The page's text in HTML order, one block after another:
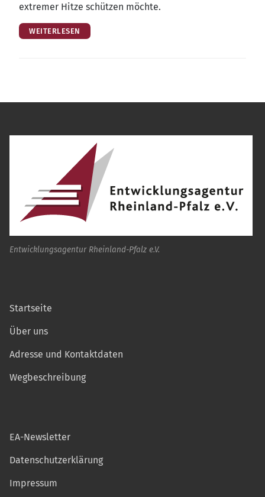
extre­mer Hit­ze schüt­zen möchte.
WEITERLESEN
Entwicklungsagentur Rheinland-Pfalz e.V.
Startseite
Über uns
Adresse und Kontaktdaten
Wegbeschreibung
EA-Newsletter
Datenschutzerklärung
Impressum